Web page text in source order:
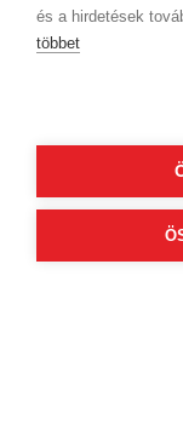
és a hirdetések
többet